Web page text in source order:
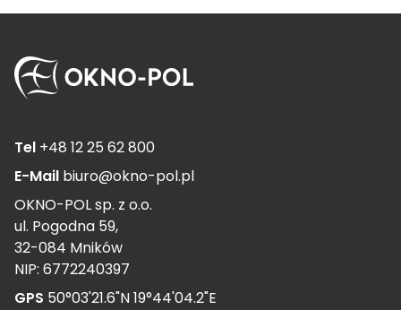
Tel +48 12 25 62 800
E-Mail biuro@okno-pol.pl
OKNO-POL sp. z o.o.
ul. Pogodna 59,
32-084 Mników
NIP: 6772240397
GPS 50°03'21.6"N 19°44'04.2"E